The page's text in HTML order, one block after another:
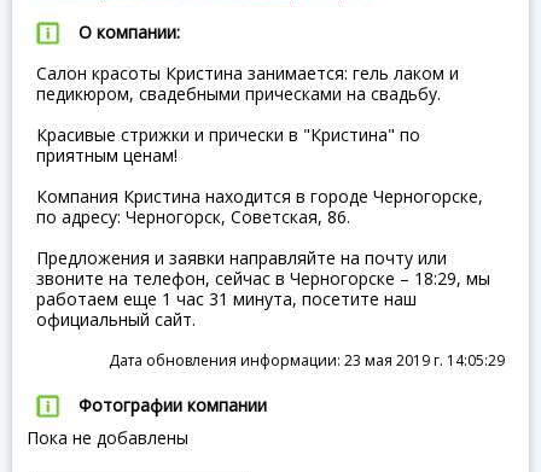
О компании:
Салон красоты Кристина занимается: гель лаком и
педикюром, свадебными прическами на свадьбу.
Красивые стрижки и прически в "Кристина" по
приятным ценам!
Компания Кристина находится в городе Черногорске,
по адресу: Черногорск, Советская, 86.
Предложения и заявки направляйте на почту или
звоните на телефон, сейчас в Черногорске – 18:29, мы
работаем еще 1 час 31 минута, посетите наш
официальный сайт.
Дата обновления информации: 23 мая 2019 г. 14:05:29
Фотографии компании
Пока не добавлены